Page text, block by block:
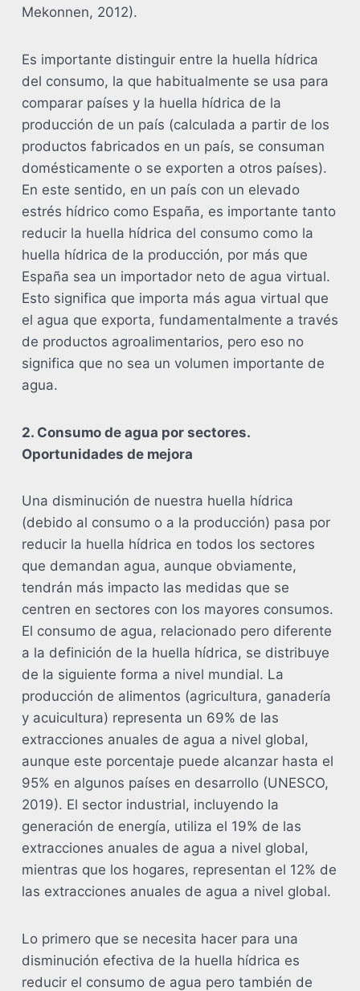
Mekonnen, 2012).
Es importante distinguir entre la huella hídrica
del consumo, la que habitualmente se usa para
comparar países y la huella hídrica de la
producción de un país (calculada a partir de los
productos fabricados en un país, se consuman
domésticamente o se exporten a otros países).
En este sentido, en un país con un elevado
estrés hídrico como España, es importante tanto
reducir la huella hídrica del consumo como la
huella hídrica de la producción, por más que
España sea un importador neto de agua virtual.
Esto significa que importa más agua virtual que
el agua que exporta, fundamentalmente a través
de productos agroalimentarios, pero eso no
significa que no sea un volumen importante de
agua.
2. Consumo de agua por sectores.
Oportunidades de mejora
Una disminución de nuestra huella hídrica
(debido al consumo o a la producción) pasa por
reducir la huella hídrica en todos los sectores
que demandan agua, aunque obviamente,
tendrán más impacto las medidas que se
centren en sectores con los mayores consumos.
El consumo de agua, relacionado pero diferente
a la definición de la huella hídrica, se distribuye
de la siguiente forma a nivel mundial. La
producción de alimentos (agricultura, ganadería
y acuicultura) representa un 69% de las
extracciones anuales de agua a nivel global,
aunque este porcentaje puede alcanzar hasta el
95% en algunos países en desarrollo (UNESCO,
2019). El sector industrial, incluyendo la
generación de energía, utiliza el 19% de las
extracciones anuales de agua a nivel global,
mientras que los hogares, representan el 12% de
las extracciones anuales de agua a nivel global.
Lo primero que se necesita hacer para una
disminución efectiva de la huella hídrica es
reducir el consumo de agua pero también de